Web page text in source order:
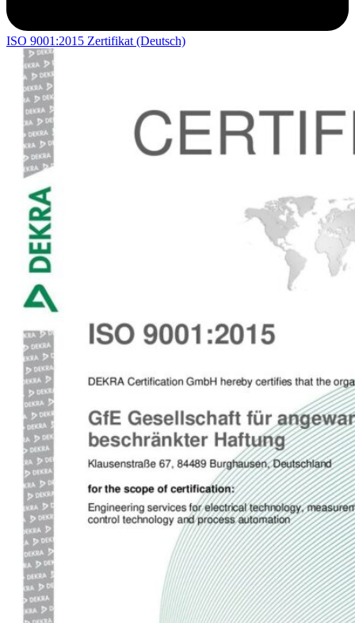
ISO 9001:2015 Zertifikat (Deutsch)